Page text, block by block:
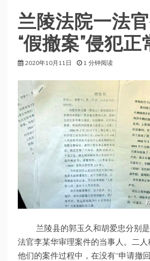
兰陵法院一法
“假撤案”侵犯正
2020年10月11日 1 分钟阅读
兰陵县的郭玉久和胡爱忠分别是
法官李某华审理案件的当事人。二
他们的案件过程中，在没有“申请撤